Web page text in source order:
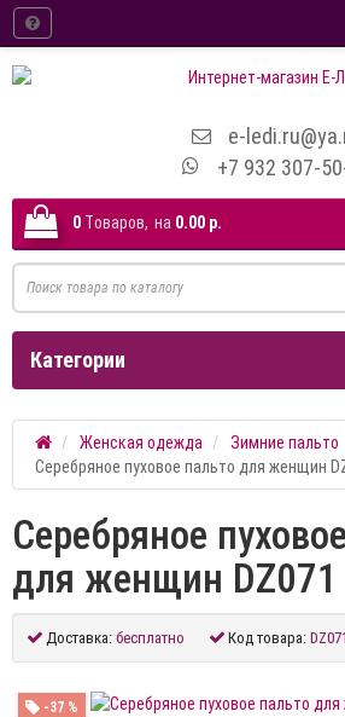
e-
+7 932 307-
0 Tоваров, на 0.00 р.
Категории
Женская одежда
Зимние пальто
Серебряное пуховое пальто для женщин
Серебряное
для женщин DZ071
Доставка: бесплатно Код товара: DZ071
-37 %